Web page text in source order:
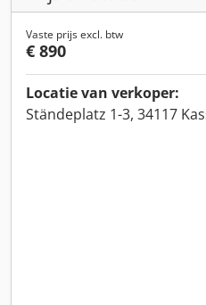
Vaste prijs excl. btw
€ 890
Locatie van verkoper:
Ständeplatz 1-3, 34117